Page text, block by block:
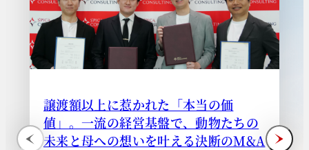
譲渡額以上に惹かれた「本当の価
値」。一流の経営基盤で、動物たちの
未来と母への想いを叶える決断のM&A